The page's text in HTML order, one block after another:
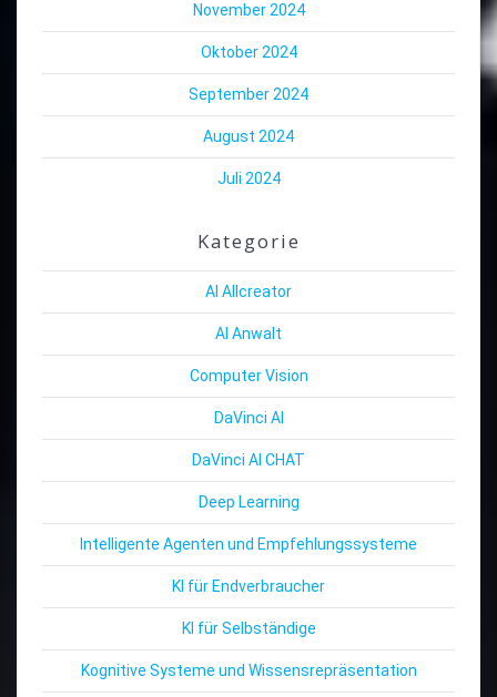
November 2024
Oktober 2024
September 2024
August 2024
Juli 2024
Kategorie
AI Allcreator
AI Anwalt
Computer Vision
DaVinci AI
DaVinci AI CHAT
Deep Learning
Intelligente Agenten und Empfehlungssysteme
KI für Endverbraucher
KI für Selbständige
Kognitive Systeme und Wissensrepräsentation